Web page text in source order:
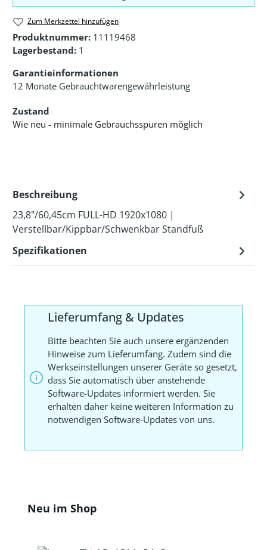
Zum Merkzettel hinzufügen
Produktnummer: 11119468
Lagerbestand: 1
Garantieinformationen
12 Monate Gebrauchtwarengewährleistung
Zustand
Wie neu - minimale Gebrauchsspuren möglich
Beschreibung
23,8"/60,45cm FULL-HD 1920x1080 |
Verstellbar/Kippbar/Schwenkbar Standfuß
Spezifikationen
Lieferumfang & Updates
Bitte beachten Sie auch unsere ergänzenden
Hinweise zum Lieferumfang. Zudem sind die
Werkseinstellungen unserer Geräte so gesetzt,
dass Sie automatisch über anstehende
Software-Updates informiert werden. Sie
erhalten daher keine weiteren Information zu
notwendigen Software-Updates von uns.
Produktgalerie überspringen
Neu im Shop